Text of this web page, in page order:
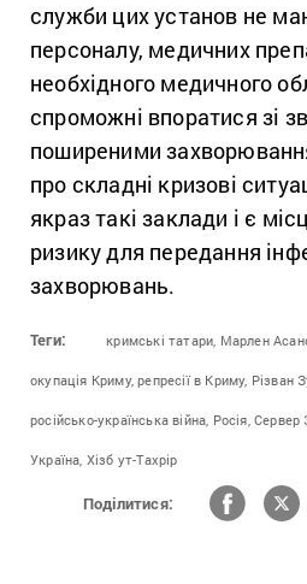
служби цих установ не
персоналу, медичних
необхідного медичного
спроможні впоратися зі
поширеними
про складні кризові
якраз такі заклади і є
ризику для передання
захворювань.
Теги: кримські татари, Марлен
окупація Криму, репресії в Криму, Різван
російсько-українська війна, Росія, Сервер
Україна, Хізб ут-Тахрір
Поділитися: